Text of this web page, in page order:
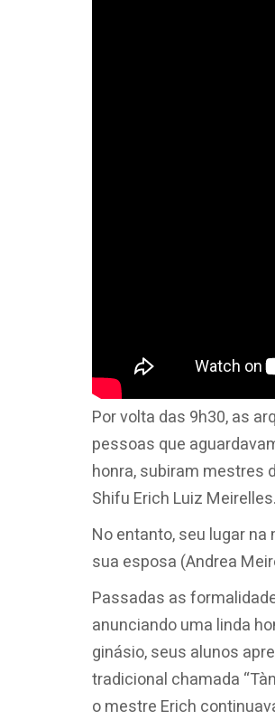
Por volta das 9h30, as
pessoas que
honra, subiram mestres
Shifu Erich Luiz Meirelles.
No entanto, seu lugar
sua esposa (Andrea
Passadas as
anunciando uma linda
ginásio, seus alunos
tradicional chamada
o mestre Erich